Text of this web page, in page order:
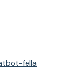
fella